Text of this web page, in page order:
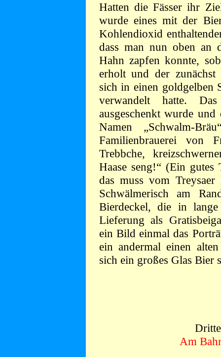
Hatten die Fässer ihr
wurde eines mit der
Kohlendioxid
dass man nun oben an
Hahn zapfen konnte,
erholt und der zunächst
sich in einen goldgelben
verwandelt hatte.
ausgeschenkt wurde
Namen „Schwalm-
Familienbrauerei von
Trebbche,
Haase seng!“ (Ein gutes
das muss vom
Schwälmerisch am
Bierdeckel, die in
Lieferung als
ein Bild einmal das
ein andermal einen
sich ein großes Glas Bier
Am